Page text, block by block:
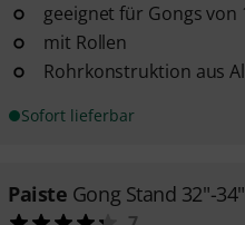
geeignet für Gongs von
mit Rollen
Rohrkonstruktion aus
Sofort lieferbar
Paiste Gong Stand 32"-34"